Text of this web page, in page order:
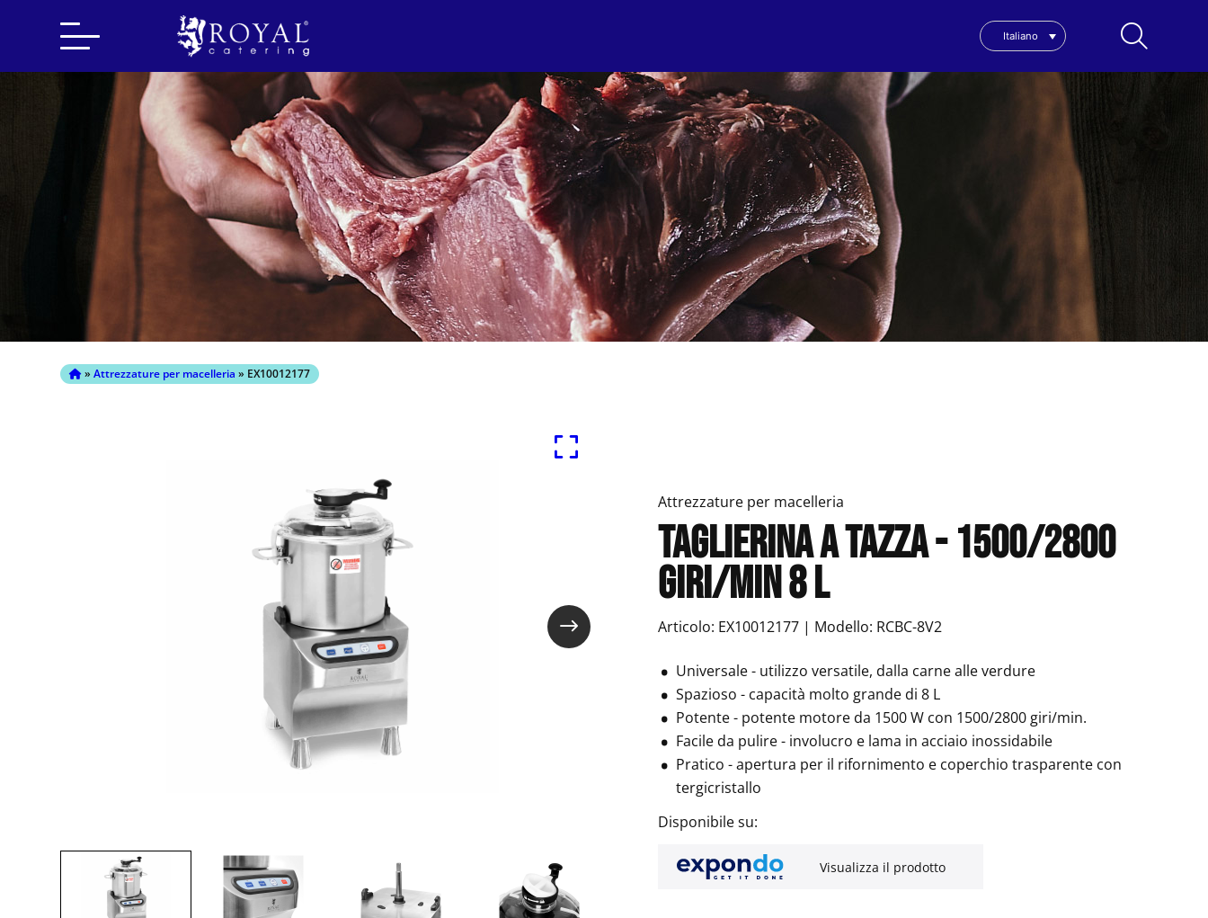
Italiano
for:
»Attrezzature per macelleria » EX10012177
Attrezzature per macelleria
Taglierina a tazza - 1500/2800
giri/min 8 L
Articolo: EX10012177 | Modello: RCBC-8V2
Universale - utilizzo versatile, dalla carne alle verdure
Spazioso - capacità molto grande di 8 L
Potente - potente motore da 1500 W con 1500/2800 giri/min.
Facile da pulire - involucro e lama in acciaio inossidabile
Pratico - apertura per il rifornimento e coperchio trasparente con
tergicristallo
Disponibile su:
Visualizza il prodotto